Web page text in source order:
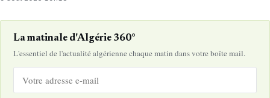
La matinale d'Algérie 360°
L'essentiel de l'actualité algérienne chaque matin dans votre boîte mail.